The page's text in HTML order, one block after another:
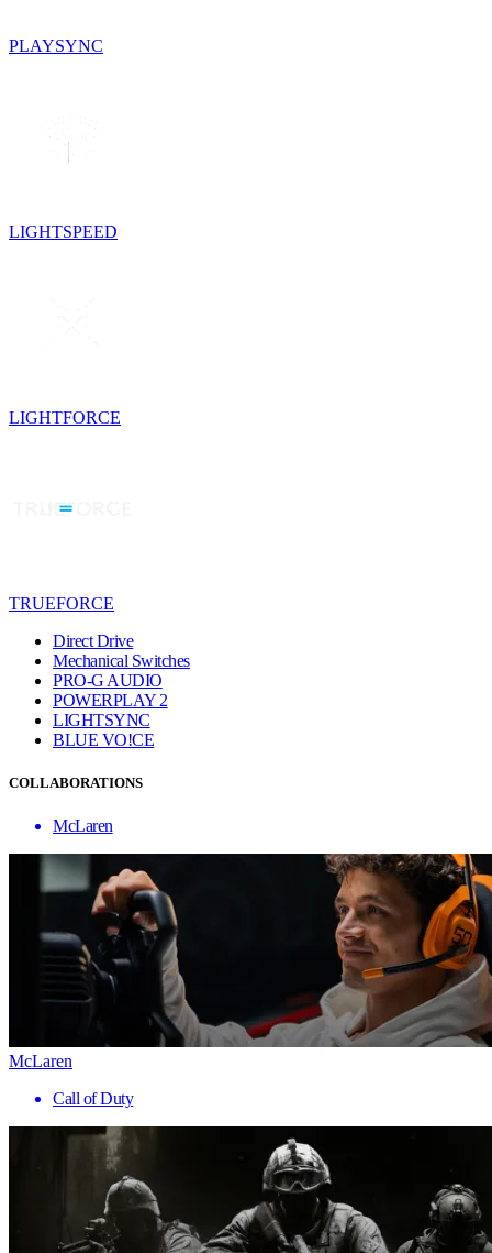
PLAYSYNC
LIGHTSPEED
LIGHTFORCE
TRUEFORCE
Direct Drive
Mechanical Switches
PRO-G AUDIO
POWERPLAY 2
LIGHTSYNC
BLUE VO!CE
COLLABORATIONS
McLaren
McLaren
Call of Duty